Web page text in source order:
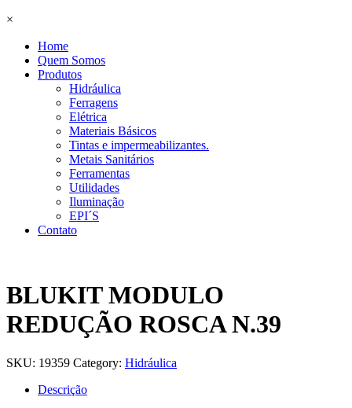
×
Home
Quem Somos
Produtos
Hidráulica
Ferragens
Elétrica
Materiais Básicos
Tintas e impermeabilizantes.
Metais Sanitários
Ferramentas
Utilidades
Iluminação
EPI´S
Contato
BLUKIT MODULO
REDUÇÃO ROSCA N.39
SKU: 19359 Category: Hidráulica
Descrição